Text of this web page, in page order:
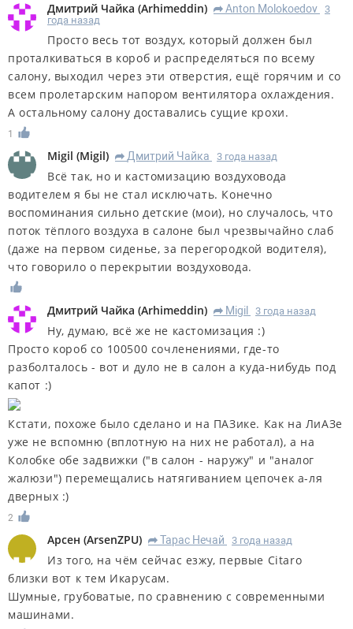
Дмитрий Чайка (Arhimeddin) R Anton Molokoedov
3
года назад
Просто весь тот воздух, который должен был
проталкиваться в короб и распределяться по всему
салону, выходил через эти отверстия, ещё горячим и со
всем пролетарским напором вентилятора охлаждения.
А остальному салону доставались сущие крохи.
1
Migil (Migil) R Дмитрий Чайка 3 года назад
Всё так, но и кастомизацию воздуховода
водителем я бы не стал исключать. Конечно
воспоминания сильно детские (мои), но случалось, что
поток тёплого воздуха в салоне был чрезвычайно слаб
(даже на первом сиденье, за перегородкой водителя),
что говорило о перекрытии воздуховода.
Дмитрий Чайка (Arhimeddin) R Migil 3 года назад
Ну, думаю, всё же не кастомизация :)
Просто короб со 100500 сочленениями, где-то
разболталось - вот и дуло не в салон а куда-нибудь под
капот :)
Кстати, похоже было сделано и на ПАЗике. Как на ЛиАЗе
уже не вспомню (вплотную на них не работал), а на
Колобке обе задвижки ("в салон - наружу" и "аналог
жалюзи") перемещались натягиванием цепочек а-ля
дверных :)
2
Арсен (ArsenZPU) R Тарас Нечай 3 года назад
Из того, на чём сейчас езжу, первые Citaro
близки вот к тем Икарусам.
Шумные, грубоватые, по сравнению с современными
машинами.